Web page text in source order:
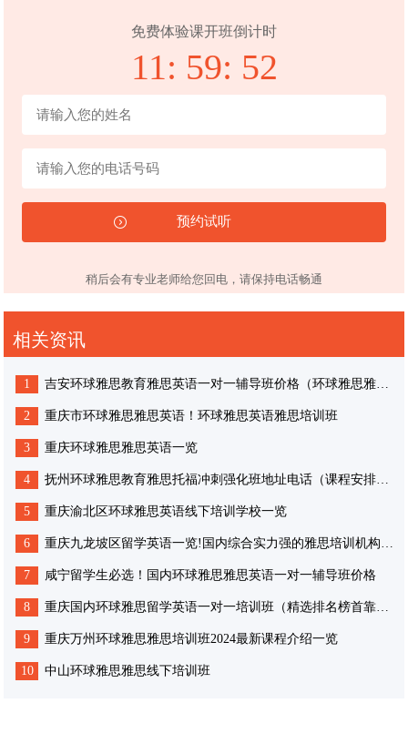
免费体验课开班倒计时
11: 59: 51
稍后会有专业老师给您回电，请保持电话畅通
相关资讯
1 吉安环球雅思教育雅思英语一对一辅导班价格（环球雅思雅思课程安排费用）
2 重庆市环球雅思雅思英语！环球雅思英语雅思培训班
3 重庆环球雅思雅思英语一览
4 抚州环球雅思教育雅思托福冲刺强化班地址电话（课程安排价格费用咨询一览)
5 重庆渝北区环球雅思英语线下培训学校一览
6 重庆九龙坡区留学英语一览!国内综合实力强的雅思培训机构名单榜首
7 咸宁留学生必选！国内环球雅思雅思英语一对一辅导班价格
8 重庆国内环球雅思留学英语一对一培训班（精选排名榜首靠前的推荐一览）
9 重庆万州环球雅思雅思培训班2024最新课程介绍一览
10 中山环球雅思雅思线下培训班